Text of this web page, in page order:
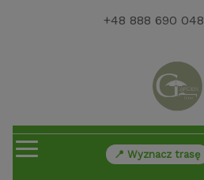
+48 888 690 048
📍 Wyznacz trasę